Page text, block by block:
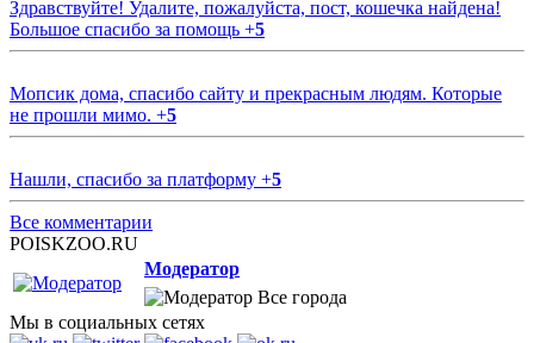
Здравствуйте! Удалите, пожалуйста, пост, кошечка найдена!
Большое спасибо за помощь +5
Мопсик дома, спасибо сайту и прекрасным людям. Которые
не прошли мимо. +5
Нашли, спасибо за платформу +5
Все комментарии
POISKZOO.RU
Модератор
Все города
Мы в социальных сетях